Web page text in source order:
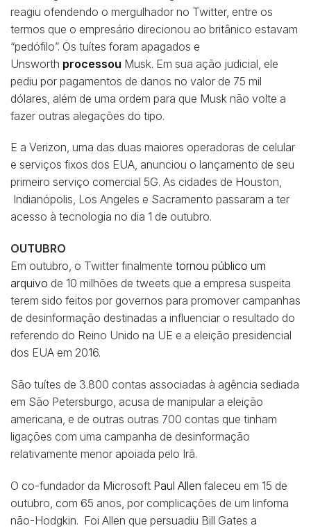
reagiu ofendendo o mergulhador no Twitter, entre os
termos que o empresário direcionou ao britânico estavam
“pedófilo”. Os tuítes foram apagados e
Unsworth processou Musk. Em sua ação judicial, ele
pediu por pagamentos de danos no valor de 75 mil
dólares, além de uma ordem para que Musk não volte a
fazer outras alegações do tipo.
E a Verizon, uma das duas maiores operadoras de celular
e serviços fixos dos EUA, anunciou o lançamento de seu
primeiro serviço comercial 5G. As cidades de Houston,
Indianópolis, Los Angeles e Sacramento passaram a ter
acesso à tecnologia no dia 1 de outubro.
OUTUBRO
Em outubro, o Twitter finalmente tornou público um
arquivo de 10 milhões de tweets que a empresa suspeita
terem sido feitos por governos para promover campanhas
de desinformação destinadas a influenciar o resultado do
referendo do Reino Unido na UE e a eleição presidencial
dos EUA em 2016.
São tuítes de 3.800 contas associadas à agência sediada
em São Petersburgo, acusa de manipular a eleição
americana, e de outras outras 700 contas que tinham
ligações com uma campanha de desinformação
relativamente menor apoiada pelo Irã.
O co-fundador da Microsoft Paul Allen faleceu em 15 de
outubro, com 65 anos, por complicações de um linfoma
não-Hodgkin. Foi Allen que persuadiu Bill Gates a